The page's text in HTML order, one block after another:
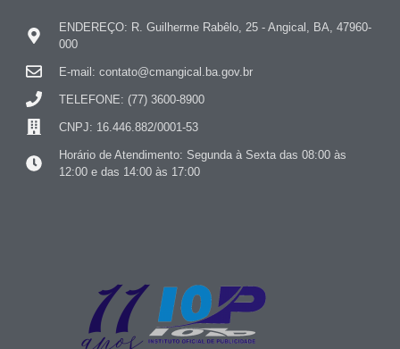
ENDEREÇO: R. Guilherme Rabêlo, 25 - Angical, BA, 47960-
000
E-mail: contato@cmangical.ba.gov.br
TELEFONE: (77) 3600-8900
CNPJ: 16.446.882/0001-53
Horário de Atendimento: Segunda à Sexta das 08:00 às
12:00 e das 14:00 às 17:00